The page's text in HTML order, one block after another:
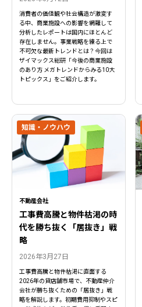
消費者の価値観や社会構造が激変す
る中、商業施設への影響を網羅して
分析したレポートは国内にほとんど
存在しません。事業戦略を練る上で
不可欠な最新トレンドとは？今回は
ザイマックス総研「今後の商業施設
のあり方 メガトレンドからみる10大
トピックス」をご紹介します。
不動産会社
工事費高騰と物件枯渇の時
代を勝ち抜く「居抜き」戦
略
2026年3月27日
工事費高騰と物件枯渇に直面する
2026年の貸店舗市場で、不動産仲介
会社が勝ち抜くための「居抜き」戦
略を解説します。初期費用抑制やスピ
知識・ノウハウ